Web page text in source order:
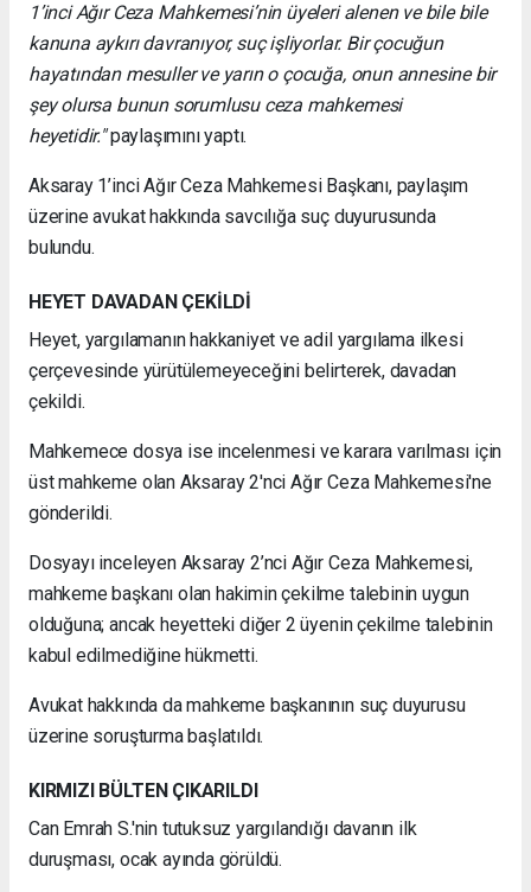
1’inci Ağır Ceza Mahkemesi’nin üyeleri alenen ve bile bile
kanuna aykırı davranıyor, suç işliyorlar. Bir çocuğun
hayatından mesuller ve yarın o çocuğa, onun annesine bir
şey olursa bunun sorumlusu ceza mahkemesi
heyetidir."paylaşımını yaptı.
Aksaray 1’inci Ağır Ceza Mahkemesi Başkanı, paylaşım
üzerine avukat hakkında savcılığa suç duyurusunda
bulundu.
HEYET DAVADAN ÇEKİLDİ
Heyet, yargılamanın hakkaniyet ve adil yargılama ilkesi
çerçevesinde yürütülemeyeceğini belirterek, davadan
çekildi.
Mahkemece dosya ise incelenmesi ve karara varılması için
üst mahkeme olan Aksaray 2'nci Ağır Ceza Mahkemesi'ne
gönderildi.
Dosyayı inceleyen Aksaray 2’nci Ağır Ceza Mahkemesi,
mahkeme başkanı olan hakimin çekilme talebinin uygun
olduğuna; ancak heyetteki diğer 2 üyenin çekilme talebinin
kabul edilmediğine hükmetti.
Avukat hakkında da mahkeme başkanının suç duyurusu
üzerine soruşturma başlatıldı.
KIRMIZI BÜLTEN ÇIKARILDI
Can Emrah S.'nin tutuksuz yargılandığı davanın ilk
duruşması, ocak ayında görüldü.